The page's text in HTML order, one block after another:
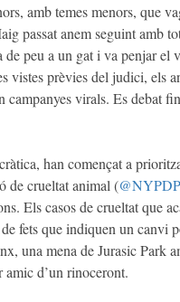
amb temes menors, que
passat anem seguint amb
peu a un gat i va penjar el
vistes prèvies del judici, els
campanyes virals. Es debat
han començat a
de crueltat animal (
Els casos de crueltat que
fets que indiquen un canvi
una mena de Jurasic Park
amic d’un rinoceront.